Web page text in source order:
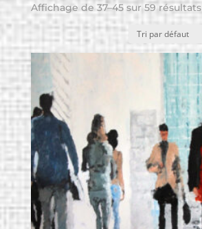
Affichage de 37–45 sur 59 résultats